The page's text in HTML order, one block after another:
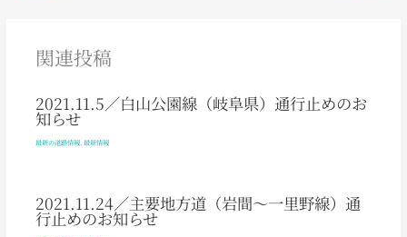
関連投稿
2021.11.5／白山公園線（岐阜県）通行止めのお
知らせ
最新の道路情報, 最新情報
2021.11.24／主要地方道（岩間～一里野線）通
行止めのお知らせ